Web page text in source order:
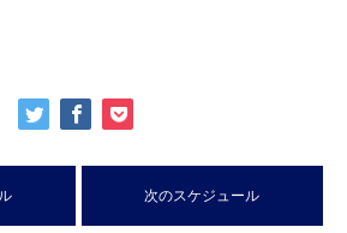
次のスケジュール